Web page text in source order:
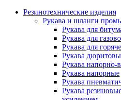
Резинотехнические изделия
Рукава и шланги
Рукава для
Рукава для
Рукава для
Рукава
Рукава
Рукава напорные
Рукава
Рукава